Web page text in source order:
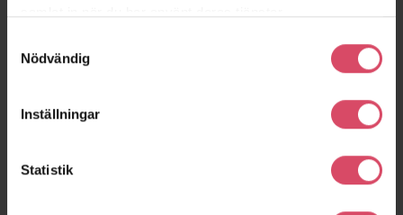
Nödvändig
Inställningar
Statistik